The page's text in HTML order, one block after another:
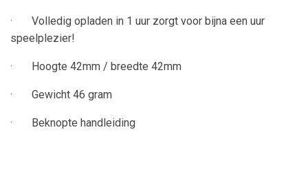
· Volledig opladen in 1 uur zorgt voor bijna een uur
speelplezier!
· Hoogte 42mm / breedte 42mm
· Gewicht 46 gram
· Beknopte handleiding